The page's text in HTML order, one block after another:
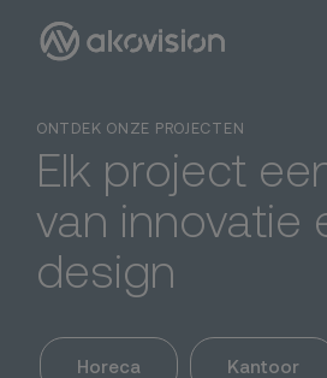
ONTDEK ONZE PROJECTEN
Elk project
van innovatie
design
Horeca Kantoor